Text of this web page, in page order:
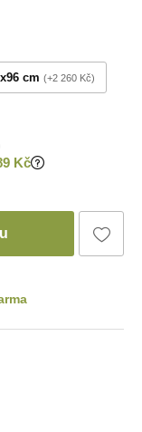
cm +2 260 Kč
Kč